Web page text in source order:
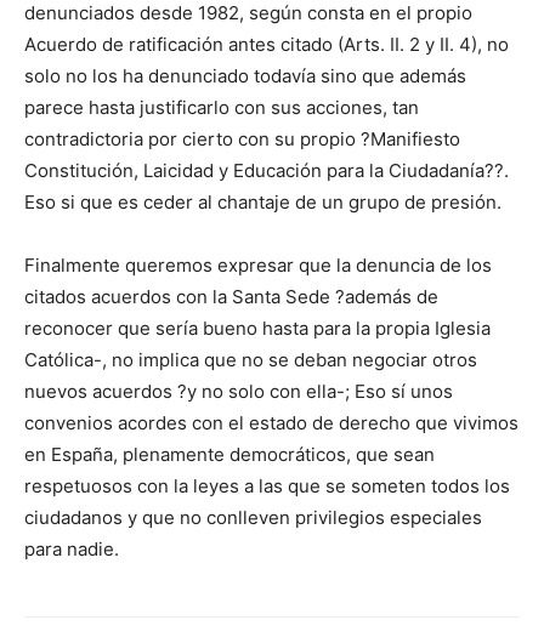
denunciados desde 1982, según consta en el propio
Acuerdo de ratificación antes citado (Arts. II. 2 y II. 4), no
solo no los ha denunciado todavía sino que además
parece hasta justificarlo con sus acciones, tan
contradictoria por cierto con su propio ?Manifiesto
Constitución, Laicidad y Educación para la Ciudadanía??.
Eso si que es ceder al chantaje de un grupo de presión.
Finalmente queremos expresar que la denuncia de los
citados acuerdos con la Santa Sede ?además de
reconocer que sería bueno hasta para la propia Iglesia
Católica-, no implica que no se deban negociar otros
nuevos acuerdos ?y no solo con ella-; Eso sí unos
convenios acordes con el estado de derecho que vivimos
en España, plenamente democráticos, que sean
respetuosos con la leyes a las que se someten todos los
ciudadanos y que no conlleven privilegios especiales
para nadie.